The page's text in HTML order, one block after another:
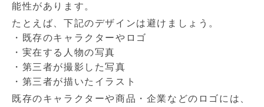
能性があります。
たとえば、下記のデザインは避けましょう。
・既存のキャラクターやロゴ
・実在する人物の写真
・第三者が撮影した写真
・第三者が描いたイラスト
既存のキャラクターや商品・企業などのロゴには、